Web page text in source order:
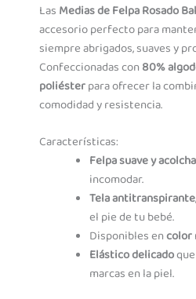
Las Medias de Felpa Rosado
accesorio perfecto para
siempre abrigados, suaves y
Confeccionadas con80%
poliésterpara ofrecer la
comodidad y resistencia.
Características:
Felpa suave y
incomodar.
Tela antitranspirante
el pie de tu bebé.
Disponibles encolor
Elástico delicado
marcas en la piel.